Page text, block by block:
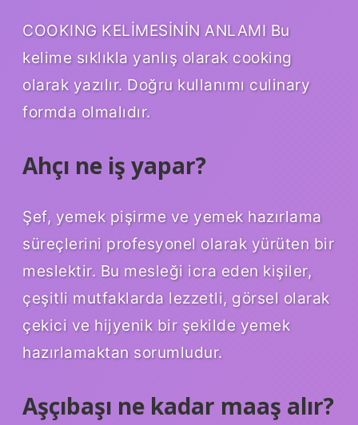
COOKING KELİMESİNİN ANLAMI Bu
kelime sıklıkla yanlış olarak cooking
olarak yazılır. Doğru kullanımı culinary
formda olmalıdır.
Ahçı ne iş yapar?
Şef, yemek pişirme ve yemek hazırlama
süreçlerini profesyonel olarak yürüten bir
meslektir. Bu mesleği icra eden kişiler,
çeşitli mutfaklarda lezzetli, görsel olarak
çekici ve hijyenik bir şekilde yemek
hazırlamaktan sorumludur.
Aşçıbaşı ne kadar maaş alır?